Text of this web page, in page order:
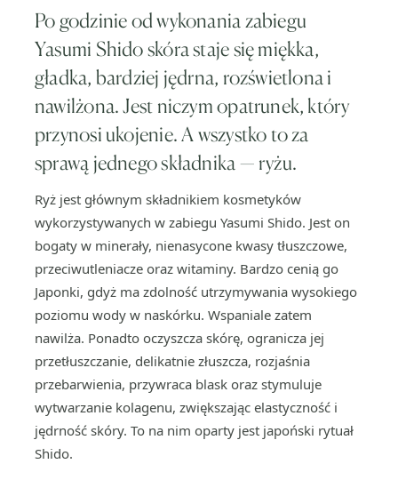
Po godzinie od wykonania zabiegu
Yasumi Shido skóra staje się miękka,
gładka, bardziej jędrna, rozświetlona i
nawilżona. Jest niczym opatrunek, który
przynosi ukojenie. A wszystko to za
sprawą jednego składnika — ryżu.
Ryż jest głównym składnikiem kosmetyków
wykorzystywanych w zabiegu Yasumi Shido. Jest on
bogaty w minerały, nienasycone kwasy tłuszczowe,
przeciwutleniacze oraz witaminy. Bardzo cenią go
Japonki, gdyż ma zdolność utrzymywania wysokiego
poziomu wody w naskórku. Wspaniale zatem
nawilża. Ponadto oczyszcza skórę, ogranicza jej
przetłuszczanie, delikatnie złuszcza, rozjaśnia
przebarwienia, przywraca blask oraz stymuluje
wytwarzanie kolagenu, zwiększając elastyczność i
jędrność skóry. To na nim oparty jest japoński rytuał
Shido.